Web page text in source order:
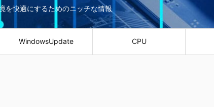
を快適にするためのニッチな情報
WindowsUpdate CPU